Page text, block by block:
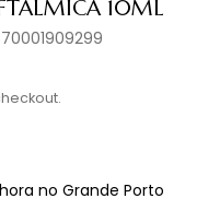
10ML
no Grande Porto